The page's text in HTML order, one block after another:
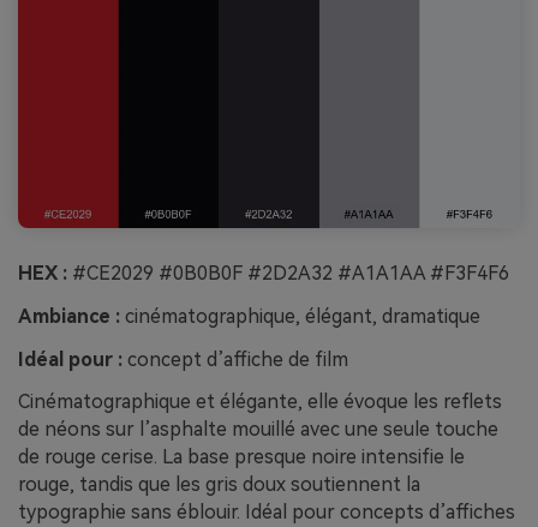
HEX : #CE2029 #0B0B0F #2D2A32 #A1A1AA #F3F4F6
Ambiance : cinématographique, élégant, dramatique
Idéal pour : concept d’affiche de film
Cinématographique et élégante, elle évoque les reflets
de néons sur l’asphalte mouillé avec une seule touche
de rouge cerise. La base presque noire intensifie le
rouge, tandis que les gris doux soutiennent la
typographie sans éblouir. Idéal pour concepts d’affiches